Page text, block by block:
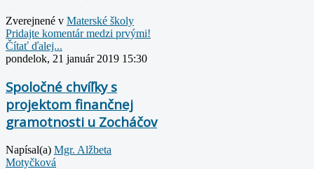
Zverejnené v Materské školy
Pridajte komentár medzi prvými!
Čítať ďalej...
pondelok, 21 január 2019 15:30
Spoločné chvíľky s
projektom finančnej
gramotnosti u Zocháčov
Napísal(a) Mgr. Alžbeta
Motyčková